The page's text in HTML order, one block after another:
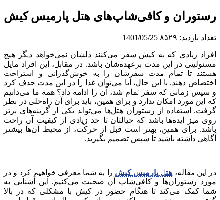
رستوران و کافی‌شاپ‌های هتل پارمیس کیش
تعداد بازدید: ۸۵۲۹ 1401/05/25
افراد زیادی که به کیش سفر می‌کنند دلشان نمی‌خواهد دیگر هیچ
مسئولیتی در این مدت برعهده‌شان باشد. در مقابل، این افراد مایل
هستند تا تمام مدت سفرشان را به خوش‌گذرانی و استراحت
اختصاص دهند. با این حال، آیا می‌توان غذا را در این مدت حذف کرد
و سپس زمانی که سفر تمام شد، آن را ادامه داد؟ همه ما می‌دانیم
که این مورد امکان ندارد و برای همین، باید برای آن راه‌حلی در نظر
گرفت. استفاده از رستوران هتل‌ها می‌تواند یکی از گزینه‌های برتر
روی میز ایده‌ها باشد که خیالتان تا حد زیادی از کیفیت آن راحت
باشد. برای همین، بهتر است قبل از حرکت، از محیط آن‌ها بیشتر
آگاهی داشته باشید تا سپس تصمیم بگیرید.
در این مقاله، هتل پارمیس کیش را به شما معرفی خواهیم کرد و در
مورد رستوران‌ها و کافی‌شاپ آن صحبت می‌کنیم. این آشنایی به
شما کمک می‌کند تا هنگام حضور در کیش با مشکلی که در بالا